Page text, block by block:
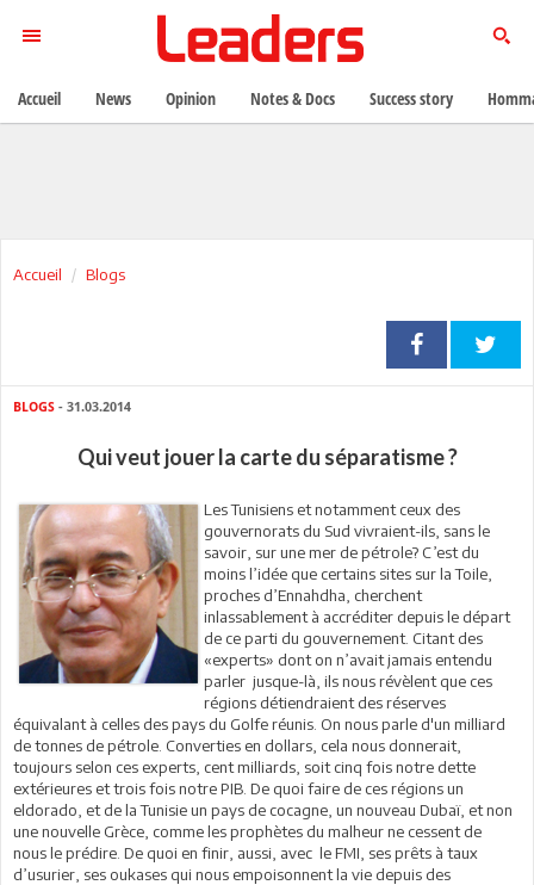
Accueil Blogs
BLOGS - 31.03.2014
Qui veut jouer la carte du séparatisme ?
Les Tunisiens et notamment ceux des
gouvernorats du Sud vivraient-ils, sans le
savoir, sur une mer de pétrole? C’est du
moins l’idée que certains sites sur la Toile,
proches d’Ennahdha, cherchent
inlassablement à accréditer depuis le départ
de ce parti du gouvernement. Citant des
«experts» dont on n’avait jamais entendu
parler jusque-là, ils nous révèlent que ces
régions détiendraient des réserves
équivalant à celles des pays du Golfe réunis. On nous parle d'un milliard
de tonnes de pétrole. Converties en dollars, cela nous donnerait,
toujours selon ces experts, cent milliards, soit cinq fois notre dette
extérieures et trois fois notre PIB. De quoi faire de ces régions un
eldorado, et de la Tunisie un pays de cocagne, un nouveau Dubaï, et non
une nouvelle Grèce, comme les prophètes du malheur ne cessent de
nous le prédire. De quoi en finir, aussi, avec le FMI, ses prêts à taux
d’usurier, ses oukases qui nous empoisonnent la vie depuis des
Accueil News Opinion Notes & Docs Success story